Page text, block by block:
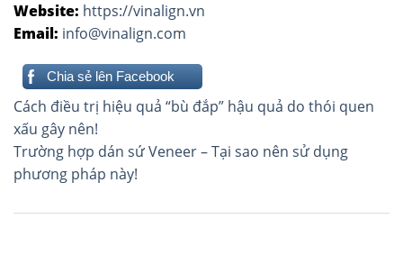
Website: https://vinalign.vn
Email: info@vinalign.com
Chia sẻ lên Facebook
Điều
hướng
bài
viết
Cách điều trị hiệu quả “bù đắp” hậu quả do thói quen
xấu gây nên!
Trường hợp dán sứ Veneer – Tại sao nên sử dụng
phương pháp này!